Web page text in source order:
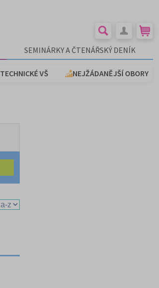
SEMINÁRKY A ČTENÁŘSKÝ DENÍK
TECHNICKÉ VŠ NEJŽÁDANĚJŠÍ OBORY